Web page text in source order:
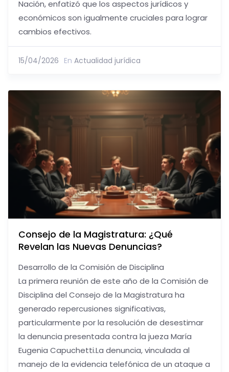
Nación, enfatizó que los aspectos jurídicos y
económicos son igualmente cruciales para lograr
cambios efectivos.
15/04/2026 En Actualidad jurídica
Consejo de la Magistratura: ¿Qué
Revelan las Nuevas Denuncias?
Desarrollo de la Comisión de Disciplina
La primera reunión de este año de la Comisión de
Disciplina del Consejo de la Magistratura ha
generado repercusiones significativas,
particularmente por la resolución de desestimar
la denuncia presentada contra la jueza María
Eugenia Capuchetti.La denuncia, vinculada al
manejo de la evidencia telefónica de un ataque a